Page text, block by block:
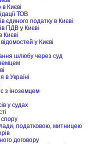
Києві
ТОВ
єдиного податку в Києві
ПДВ у Києві
Києві
у Києві
шлюбу через суд
Україні
з іноземцем
у судах
податковою, митницею
договору